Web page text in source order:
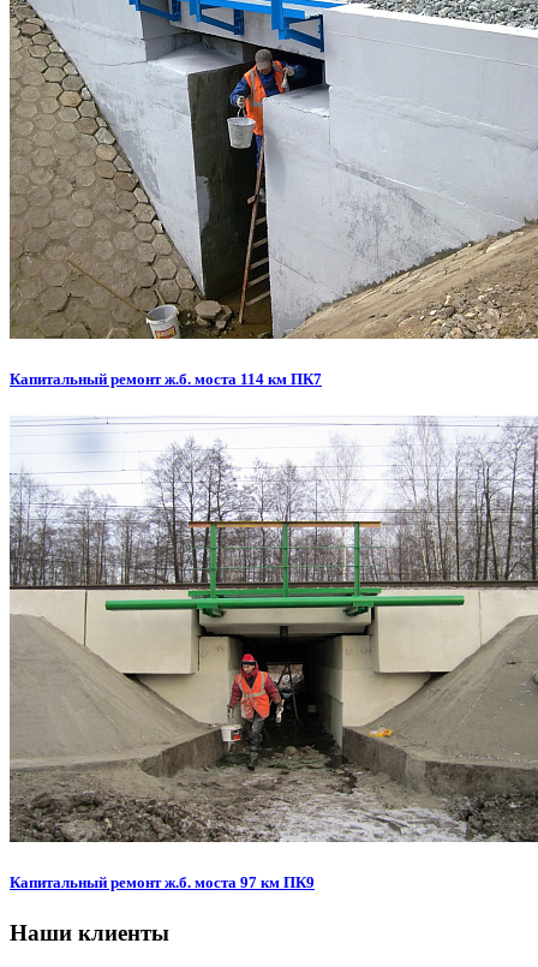
Капитальный ремонт ж.б. моста 114 км ПК7
Капитальный ремонт ж.б. моста 97 км ПК9
Наши клиенты